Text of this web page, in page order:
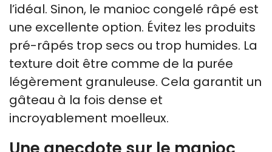
l’idéal. Sinon, le manioc congelé râpé est
une excellente option. Évitez les produits
pré-râpés trop secs ou trop humides. La
texture doit être comme de la purée
légèrement granuleuse. Cela garantit un
gâteau à la fois dense et
incroyablement moelleux.